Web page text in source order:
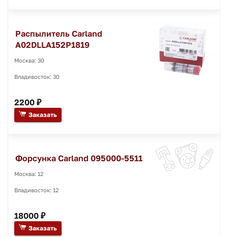
Распылитель Carland
A02DLLA152P1819
Москва: 30
Владивосток: 30
2200 ₽
Заказать
Форсунка Carland 095000-5511
Москва: 12
Владивосток: 12
18000 ₽
Заказать